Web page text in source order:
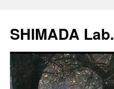
SHIMADA Lab.